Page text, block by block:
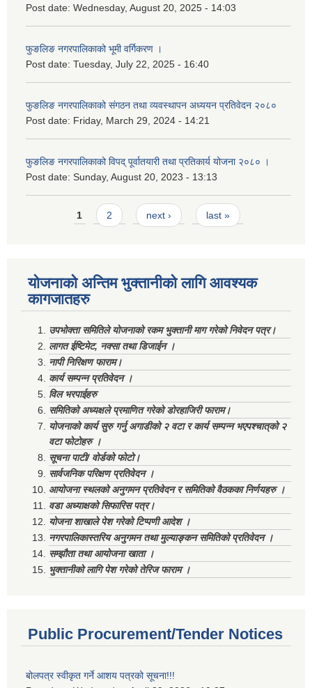
Post date: Wednesday, August 20, 2025 - 14:03
फुङलिङ नगरपालिकाको भूमी वर्गिकरण ।
Post date: Tuesday, July 22, 2025 - 16:40
फुङलिङ नगरपालिकाको संगठन तथा व्यवस्थापन अध्ययन प्रतिवेदन २०८०
Post date: Friday, March 29, 2024 - 14:21
फुङलिङ नगरपालिकाको विपद् पूर्वातयारी तथा प्रतिकार्य योजना २०८० ।
Post date: Sunday, August 20, 2023 - 13:13
Pages1 2 next › last »
योजनाको अन्तिम भुक्तानीको लागि आवश्यक
कागजातहरु
उपभोक्ता समितिले योजनाको रकम भुक्तानी माग गरेको निवेदन पत्र।
लागत ईष्टिमेट, नक्सा तथा डिजाईन ।
नापी निरिक्षण फाराम।
कार्य सम्पन्न प्रतिवेदन ।
विल भरपाईहरु
समितिको अध्यक्षले प्रमाणित गरेको डोरहाजिरी फाराम।
योजनाको कार्य सुरु गर्नु अगाडीको २ वटा र कार्य सम्पन्न भएपश्चात्‌को २
वटा फोटोहरु ।
सूचना पाटी/ वोर्डको फोटो।
सार्वजनिक परिक्षण प्रतिवेदन ।
आयोजना स्थलको अनुगमन प्रतिवेदन र समितिको वैठकका निर्णयहरु ।
वडा अध्याक्षको सिफारिस पत्र।
योजना शाखाले पेश गरेको टिप्पणी आदेश ।
नगरपालिकास्तरिय अनुगमन तथा मुल्याङ्कन समितिको प्रतिवेदन ।
सम्झौता तथा आयोजना खाता ।
भुक्तानीको लागि पेश गरेको तेरिज फाराम ।
Public Procurement/Tender Notices
बोलपत्र स्वीकृत गर्ने आशय पत्रको सूचना!!!